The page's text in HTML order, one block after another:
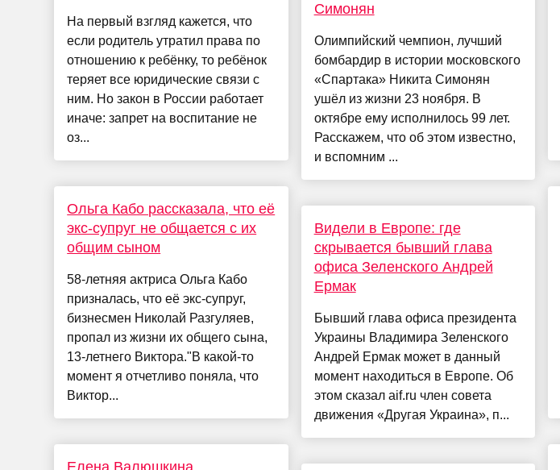
На первый взгляд кажется, что
если родитель утратил права по
отношению к ребёнку, то ребёнок
теряет все юридические связи с
ним. Но закон в России работает
иначе: запрет на воспитание не
оз...
Ольга Кабо рассказала, что её
экс-супруг не общается с их
общим сыном
58-летняя актриса Ольга Кабо
призналась, что её экс-супруг,
бизнесмен Николай Разгуляев,
пропал из жизни их общего сына,
13-летнего Виктора."В какой-то
момент я отчетливо поняла, что
Виктор...
Симонян
Олимпийский чемпион, лучший
бомбардир в истории московского
«Спартака» Никита Симонян
ушёл из жизни 23 ноября. В
октябре ему исполнилось 99 лет.
Расскажем, что об этом известно,
и вспомним ...
Видели в Европе: где
скрывается бывший глава
офиса Зеленского Андрей
Ермак
Бывший глава офиса президента
Украины Владимира Зеленского
Андрей Ермак может в данный
момент находиться в Европе. Об
этом сказал aif.ru член совета
движения «Другая Украина», п...